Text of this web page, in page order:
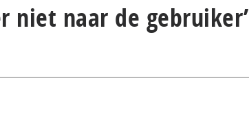
niet naar de